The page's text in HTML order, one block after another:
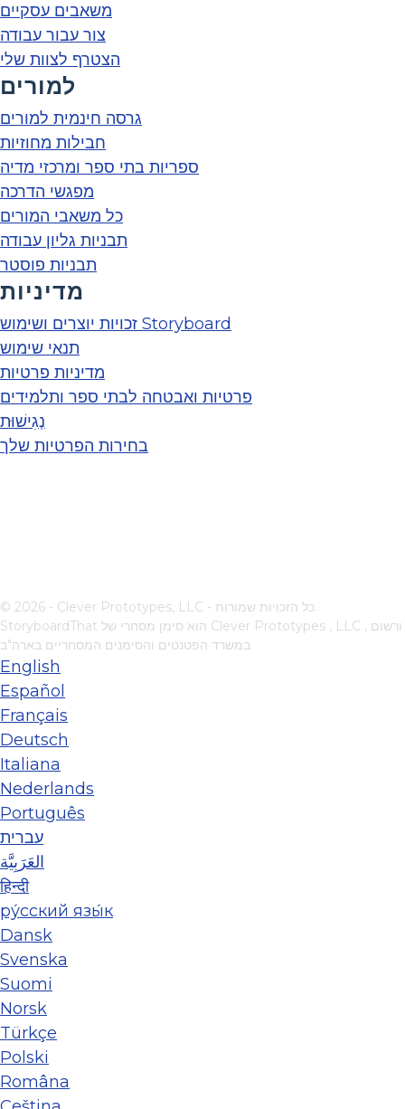
משאבים עסקיים
צור עבור עבודה
הצטרף לצוות שלי
למורים
גרסה חינמית למורים
חבילות מחוזיות
ספריות בתי ספר ומרכזי מדיה
מפגשי הדרכה
כל משאבי המורים
תבניות גליון עבודה
תבניות פוסטר
מדיניות
זכויות יוצרים ושימוש Storyboard
תנאי שימוש
מדיניות פרטיות
פרטיות ואבטחה לבתי ספר ותלמידים
נְגִישׁוּת
בחירות הפרטיות שלך
© 2026 - Clever Prototypes, LLC - כל הזכויות שמורות.
Clever Prototypes , LLC , ורשום
במשרד הפטנטים והסימנים המסחריים בארה"ב
English
Español
Français
Deutsch
Italiana
Nederlands
Português
עברית
العَرَبِيَّة
हिन्दी
ру́сский язы́к
Dansk
Svenska
Suomi
Norsk
Türkçe
Polski
Româna